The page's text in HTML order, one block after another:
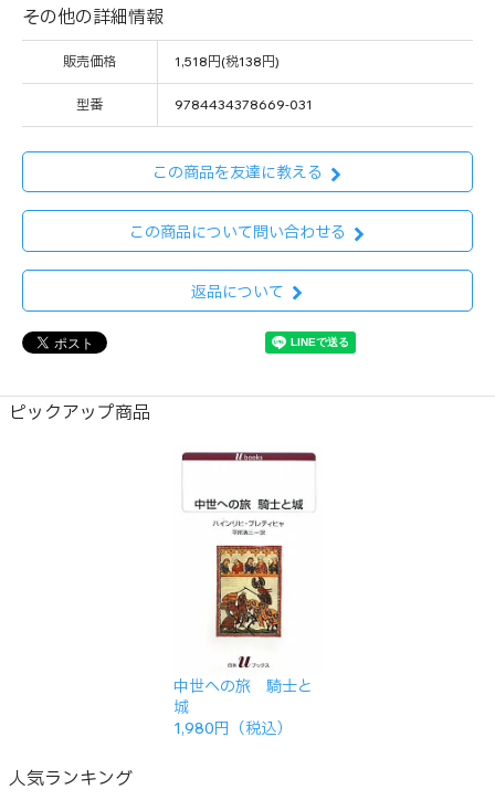
その他の詳細情報
販売価格 1,518円(税138円)
型番 9784434378669-031
この商品を友達に教える
この商品について問い合わせる
返品について
ピックアップ商品
中世への旅 騎士と
城
1,980円（税込）
人気ランキング